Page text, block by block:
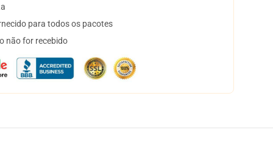
para todos os pacotes
não for recebido